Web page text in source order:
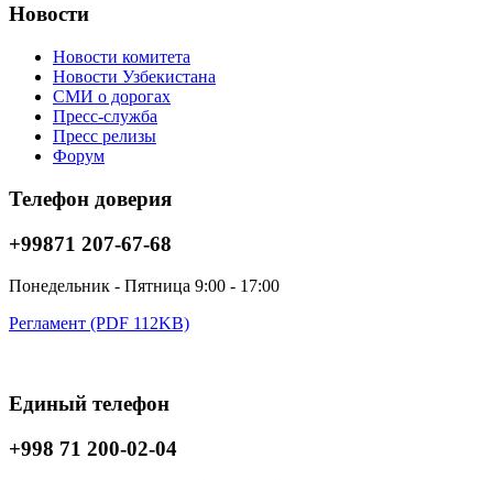
Новости
Новости комитета
Новости Узбекистана
СМИ о дорогах
Пресс-служба
Пресс релизы
Форум
Телефон доверия
+99871 207-67-68
Понедельник - Пятница 9:00 - 17:00
Регламент (PDF 112KB)
Единый телефон
+998 71 200-02-04